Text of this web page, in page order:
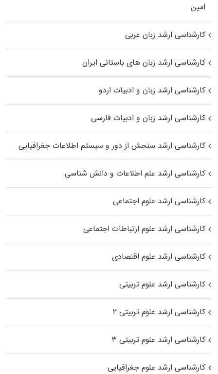
اﻣﻴﻦ
کارشناسی ارشد زبان عربی
کارشناسی ارشد زبان‌ های باستانی ایران
کارشناسی ارشد زبان و ادبیات اردو
کارشناسی ارشد زبان و ادبیات فارسی
کارشناسی ارشد سنجش از دور و سیستم اطلاعات جغرافیایی
کارشناسی ارشد علم اطلاعات و دانش شناسی
کارشناسی ارشد علوم اجتماعی
کارشناسی ارشد علوم ارتباطات اجتماعی
کارشناسی ارشد علوم اقتصادی
کارشناسی ارشد علوم تربیتی
کارشناسی ارشد علوم تربیتی ۲
کارشناسی ارشد علوم تربیتی ۳
کارشناسی ارشد علوم جغرافیایی